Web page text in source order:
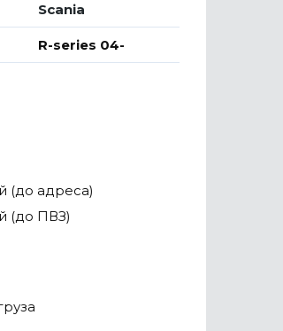
Scania
R-series 04-
(до адреса)
(до ПВЗ)